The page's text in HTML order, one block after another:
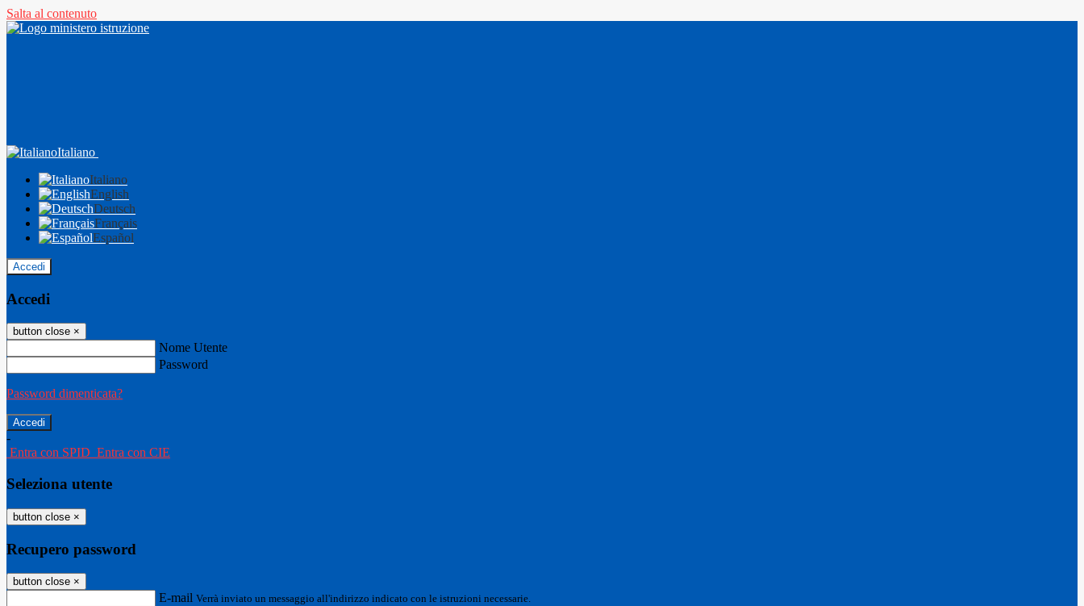
Salta al contenuto
Italiano
Italiano
English
Deutsch
Français
Español
Accedi
Accedi
button close ×
Nome Utente
Password
Password dimenticata?
-
Entra con SPID Entra con CIE
Seleziona utente
button close ×
Recupero password
button close ×
E-mail Verrà inviato un messaggio all'indirizzo indicato con le istruzioni necessarie.